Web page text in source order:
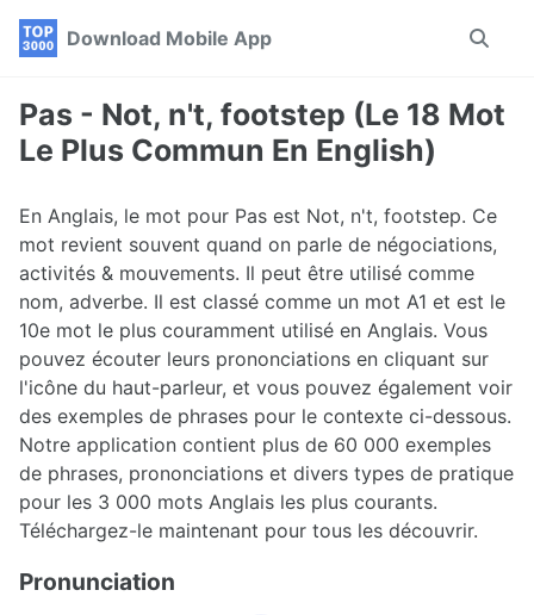
Skip
navigation
Skip
Skip
Download Mobile App
Toggle
Pas - Not, n't, footstep (Le 18 Mot
Le Plus Commun En English)
En Anglais, le mot pour Pas est Not, n't, footstep. Ce
mot revient souvent quand on parle de négociations,
activités & mouvements. Il peut être utilisé comme
nom, adverbe. Il est classé comme un mot A1 et est le
10e mot le plus couramment utilisé en Anglais. Vous
pouvez écouter leurs prononciations en cliquant sur
l'icône du haut-parleur, et vous pouvez également voir
des exemples de phrases pour le contexte ci-dessous.
Notre application contient plus de 60 000 exemples
de phrases, prononciations et divers types de pratique
pour les 3 000 mots Anglais les plus courants.
Téléchargez-le maintenant pour tous les découvrir.
Pronunciation